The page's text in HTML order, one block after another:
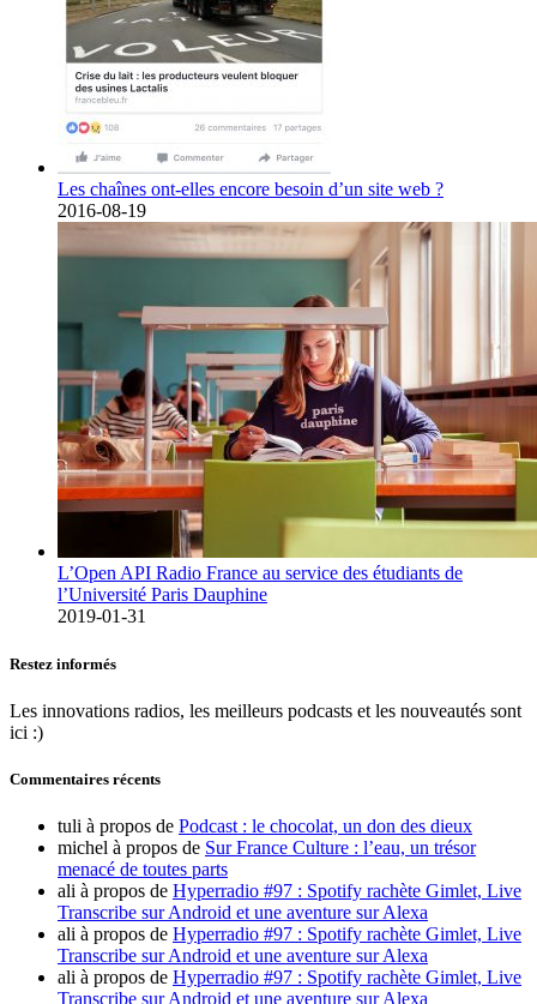
Les chaînes ont-elles encore besoin d’un site web ?
2016-08-19
L’Open API Radio France au service des étudiants de
l’Université Paris Dauphine
2019-01-31
Restez informés
Les innovations radios, les meilleurs podcasts et les nouveautés sont
ici :)
Commentaires récents
tuli à propos de Podcast : le chocolat, un don des dieux
michel à propos de Sur France Culture : l’eau, un trésor
menacé de toutes parts
ali à propos de Hyperradio #97 : Spotify rachète Gimlet, Live
Transcribe sur Android et une aventure sur Alexa
ali à propos de Hyperradio #97 : Spotify rachète Gimlet, Live
Transcribe sur Android et une aventure sur Alexa
ali à propos de Hyperradio #97 : Spotify rachète Gimlet, Live
Transcribe sur Android et une aventure sur Alexa